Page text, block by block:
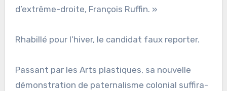
d’extrême-droite, François Ruffin. »
Rhabillé pour l’hiver, le candidat faux reporter.
Passant par les Arts plastiques, sa nouvelle
démonstration de paternalisme colonial suffira-